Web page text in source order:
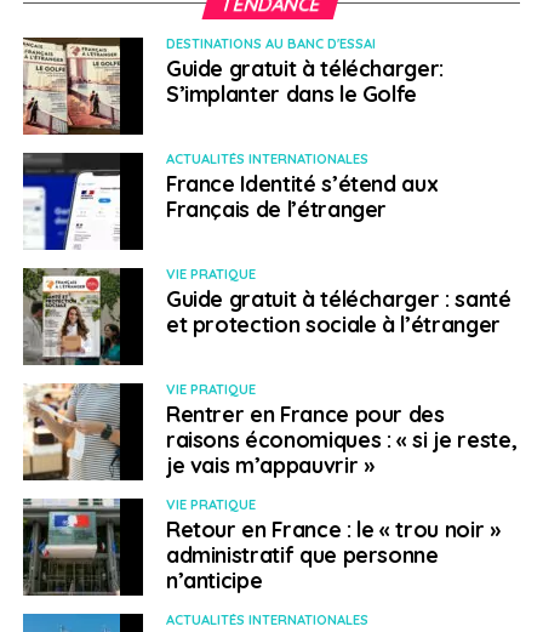
Catégorie Performance à l’export
© C. Gilguy
Stif, PME
française
spécialiste
des
outillages
de
manutention et des dispositifs anti-explosion pour
l’industrie, devenue en quelques années un champion
international dans le domaine de la protection contre
les incendies des dispositifs de stockage d’énergie
d’origine renouvelable. Elle est en forte croissance aux
Etats-Unis et en Asie. A noter que Stif s’est vu décerner,
en décembre 2024, un Trophée du Moci dans la
DESTINATIONS AU BANC D'ESSAI
Guide gratuit à télécharger:
S’implanter dans le Golfe
ACTUALITÉS INTERNATIONALES
France Identité s’étend aux
Français de l’étranger
VIE PRATIQUE
Guide gratuit à télécharger : santé
et protection sociale à l’étranger
VIE PRATIQUE
Rentrer en France pour des
raisons économiques : « si je reste,
je vais m’appauvrir »
VIE PRATIQUE
Retour en France : le « trou noir »
administratif que personne
n’anticipe
ACTUALITÉS INTERNATIONALES